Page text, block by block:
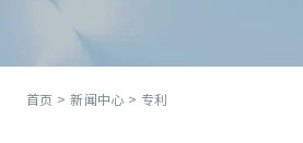
首页 >新闻中心 > 专利